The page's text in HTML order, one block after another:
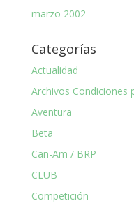
marzo 2002
Categorías
Actualidad
Archivos Condiciones
Aventura
Beta
Can-Am / BRP
CLUB
Competición